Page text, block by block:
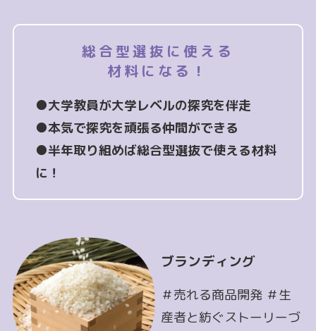
総合型選抜に使える
材料になる！
●大学教員が大学レベルの探究を伴走
●本気で探究を頑張る仲間ができる
●半年取り組めば総合型選抜で使える材料
に！
ブランディング
＃売れる商品開発 ＃生
産者と紡ぐストーリーづ